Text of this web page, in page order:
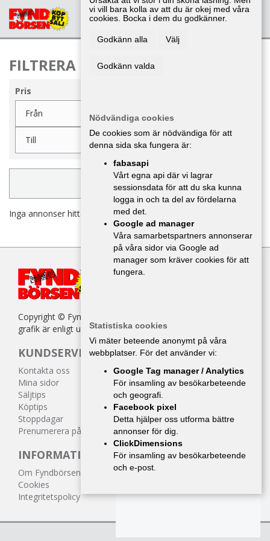
FILTRERA MOTORSPORT
Pris
UPPDATERA FILTER
Inga annonser hittades
Copyright © Fyndbörsen. All kopiering av texter, bilder eller
grafik är enligt upphovsrättslagen förbjuden.
KUNDSERVICE
Kontakta oss
Mina sidor
Säljtips
Köptips
Stoppdagar
Prenumerera på tidningen
INFORMATION
Om Fyndbörsen
Cookies
Integritetspolicy
vi vill bara kolla av att du är okej med våra
cookies. Bocka i dem du godkänner.
Godkänn alla Välj
Godkänn valda
Nödvändiga cookies
De cookies som är nödvändiga för att
denna sida ska fungera är:
fabasapi
Vårt egna api där vi lagrar
sessionsdata för att du ska kunna
logga in och ta del av fördelarna
med det.
Google ad manager
Våra samarbetspartners annonserar
på våra sidor via Google ad
manager som kräver cookies för att
fungera.
Statistiska cookies
Vi mäter beteende anonymt på våra
webbplatser. För det använder vi:
Google Tag manager / Analytics
För insamling av besökarbeteende
och geografi.
Facebook pixel
Detta hjälper oss utforma bättre
annonser för dig.
ClickDimensions
För insamling av besökarbeteende
och e-post.